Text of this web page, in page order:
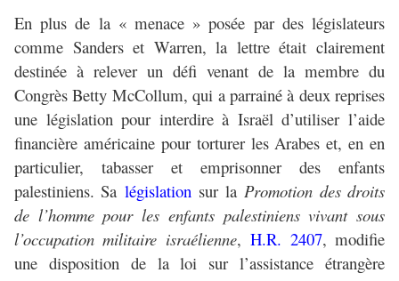
En plus de la « menace » posée par des législateurs
comme Sanders et Warren, la lettre était clairement
destinée à relever un défi venant de la membre du
Congrès Betty McCollum, qui a parrainé à deux reprises
une législation pour interdire à Israël d’utiliser l’aide
financière américaine pour torturer les Arabes et, en en
particulier, tabasser et emprisonner des enfants
palestiniens. Sa législationsur laPromotion des droits
de l’homme pour les enfants palestiniens vivant sous
l’occupation militaire israélienne,H.R. 2407, modifie
une disposition de la loi sur l’assistance étrangère